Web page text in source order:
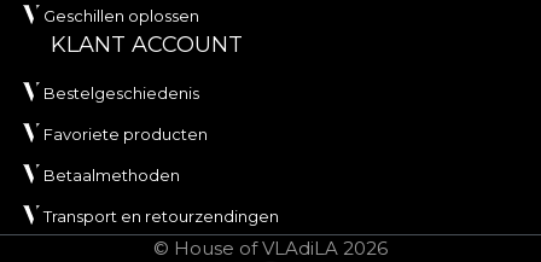
Geschillen oplossen
KLANT ACCOUNT
Bestelgeschiedenis
Favoriete producten
Betaalmethoden
Transport en retourzendingen
© House of VLAdiLA 2026